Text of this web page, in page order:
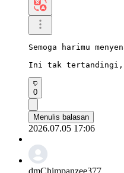
Semoga harimu
Ini tak tertandingi,
0
Menulis balasan
2026.07.05 17:06
dmChimpanzee377